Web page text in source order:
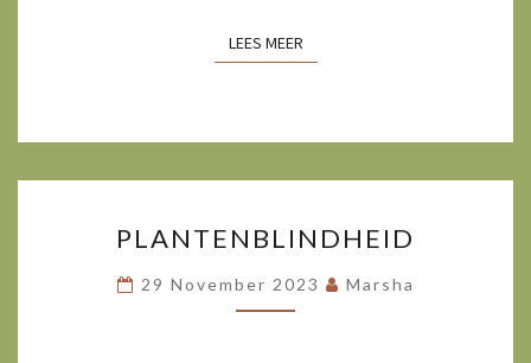
LEES MEERLEES MEER
PLANTENBLINDHEID
29 November 2023 Marsha